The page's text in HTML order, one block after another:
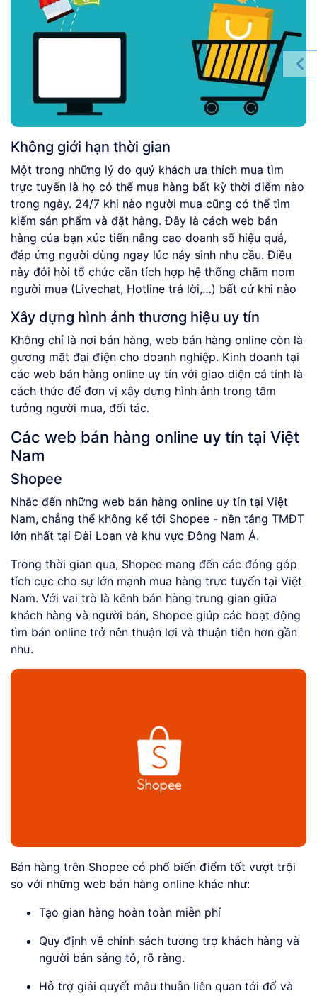
Không giới hạn thời gian
Một trong những lý do quý khách ưa thích mua tìm
trực tuyến là họ có thể mua hàng bất kỳ thời điểm nào
trong ngày. 24/7 khi nào người mua cũng có thể tìm
kiếm sản phẩm và đặt hàng. Đây là cách web bán
hàng của bạn xúc tiến nâng cao doanh số hiệu quả,
đáp ứng người dùng ngay lúc nảy sinh nhu cầu. Điều
này đỏi hòi tổ chức cần tích hợp hệ thống chăm nom
người mua (Livechat, Hotline trả lời,…) bất cứ khi nào
Xây dựng hình ảnh thương hiệu uy tín
Không chỉ là nơi bán hàng, web bán hàng online còn là
gương mặt đại điện cho doanh nghiệp. Kinh doanh tại
các web bán hàng online uy tín với giao diện cá tính là
cách thức để đơn vị xây dựng hình ảnh trong tâm
tưởng người mua, đối tác.
Các web bán hàng online uy tín tại Việt
Nam
Shopee
Nhắc đến những web bán hàng online uy tín tại Việt
Nam, chẳng thể không kể tới Shopee - nền tảng TMĐT
lớn nhất tại Đài Loan và khu vực Đông Nam Á.
Trong thời gian qua, Shopee mang đến các đóng góp
tích cực cho sự lớn mạnh mua hàng trực tuyến tại Việt
Nam. Với vai trò là kênh bán hàng trung gian giữa
khách hàng và người bán, Shopee giúp các hoạt động
tìm bán online trở nên thuận lợi và thuận tiện hơn gần
như.
Bán hàng trên Shopee có phổ biến điểm tốt vượt trội
so với những web bán hàng online khác như:
Tạo gian hàng hoàn toàn miễn phí
Quy định về chính sách tương trợ khách hàng và
người bán sáng tỏ, rõ ràng.
Hỗ trợ giải quyết mâu thuẫn liên quan tới đổ và